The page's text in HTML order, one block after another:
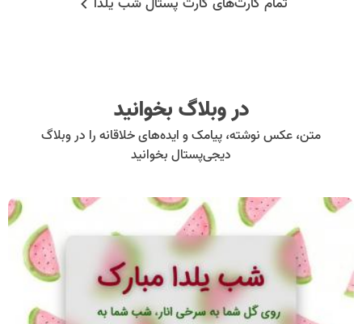
در وبلاگ بخوانید
متن، عکس نوشته، پیامک و ایده‌های خلاقانه را در وبلاگ
دیجی‌پستال بخوانید